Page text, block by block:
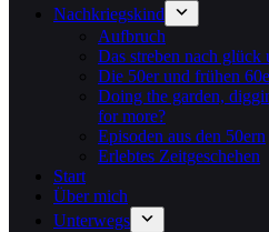
Nachkriegskind
Aufbruch
Das streben nach glück
Die 50er und frühen
Doing the garden,
for more?
Episoden aus den 50ern
Erlebtes Zeitgeschehen
Start
Über mich
Unterwegs